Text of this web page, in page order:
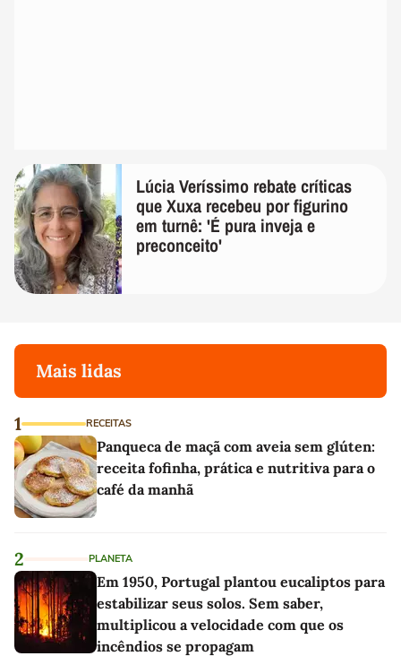
Lúcia Veríssimo rebate críticas
que Xuxa recebeu por figurino
em turnê: 'É pura inveja e
preconceito'
Mais lidas
1 RECEITAS
Panqueca de maçã com aveia sem glúten:
receita fofinha, prática e nutritiva para o
café da manhã
2 PLANETA
Em 1950, Portugal plantou eucaliptos para
estabilizar seus solos. Sem saber,
multiplicou a velocidade com que os
incêndios se propagam